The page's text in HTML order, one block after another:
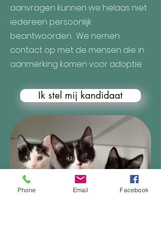
aanvragen kunnen we helaas niet
iedereen persoonlijk
beantwoorden. We nemen
contact op met de mensen die in
aanmerking komen voor adoptie.
Ik stel mij kandidaat
Phone Email Facebook